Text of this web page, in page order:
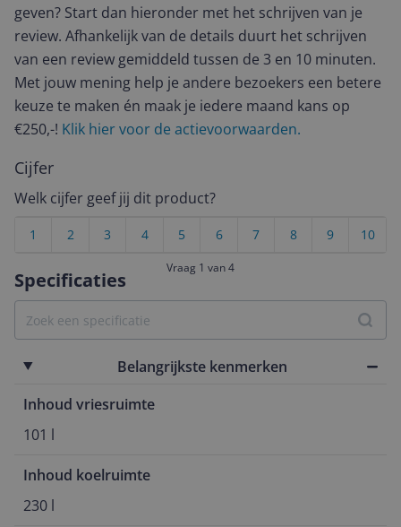
Specificaties
Belangrijkste kenmerken
Inhoud vriesruimte
101 l
Inhoud koelruimte
230 l
geven? Start dan hieronder met het schrijven van je
review. Afhankelijk van de details duurt het schrijven
van een review gemiddeld tussen de 3 en 10 minuten.
Met jouw mening help je andere bezoekers een betere
keuze te maken én maak je iedere maand kans op
€250,-! Klik hier voor de actievoorwaarden.
Cijfer
Welk cijfer geef jij dit product?
10
9
8
7
6
5
4
3
2
1
Vraag 1 van 4